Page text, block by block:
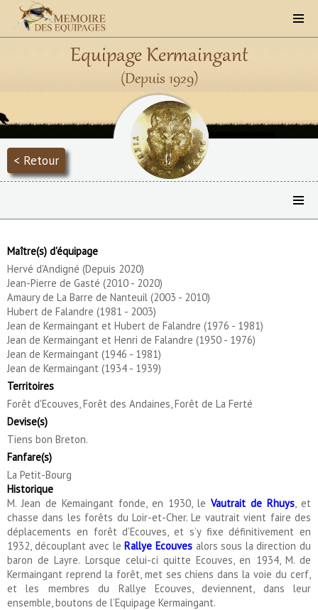
Equipage Kermaingant
(Depuis 1929)
< Retour
Maître(s) d'équipage
Hervé d'Andigné (Depuis 2020)
Jean-Pierre de Gasté (2010 - 2020)
Amaury de La Barre de Nanteuil (2003 - 2010)
Hubert de Falandre (1981 - 2003)
Jean de Kermaingant et Hubert de Falandre (1976 - 1981)
Jean de Kermaingant et Henri de Falandre (1950 - 1976)
Jean de Kermaingant (1946 - 1981)
Jean de Kermaingant (1934 - 1939)
Territoires
Forêt d'Ecouves, Forêt des Andaines, Forêt de La Ferté
Devise(s)
Tiens bon Breton.
Fanfare(s)
La Petit-Bourg
Historique
M. Jean de Kemaingant fonde, en 1930, le Vautrait de Rhuys, et
chasse dans les forêts du Loir-et-Cher. Le vautrait vient faire des
déplacements en forêt d’Ecouves, et s’y fixe définitivement en
1932, découplant avec leRallye Ecouves alors sous la direction du
baron de Layre. Lorsque celui-ci quitte Ecouves, en 1934, M. de
Kermaingant reprend la forêt, met ses chiens dans la voie du cerf,
et les membres du Rallye Ecouves, deviennent, dans leur
ensemble, boutons de l’Equipage Kermaingant.